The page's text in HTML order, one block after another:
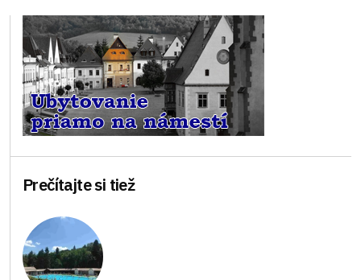
Prečítajte si tiež